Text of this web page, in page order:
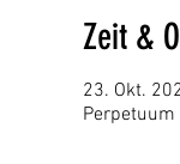
Zeit &
23. Okt.
Perpetuum